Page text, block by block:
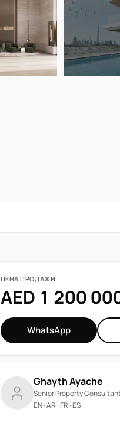
ЦЕНА ПРОДАЖИ
AED 1 200
WhatsApp
Ghayth Ayache
Senior Property
EN · AR · FR · ES